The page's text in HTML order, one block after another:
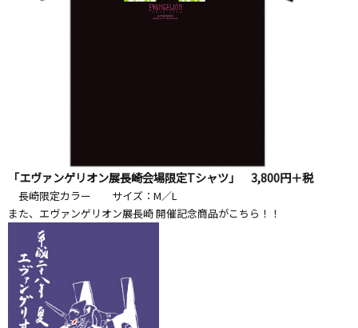
「エヴァンゲリオン展長崎会場限定Tシャツ」 3,800円＋税
長崎限定カラー サイズ：M／L
また、エヴァンゲリオン展長崎 開催記念商品がこちら！！